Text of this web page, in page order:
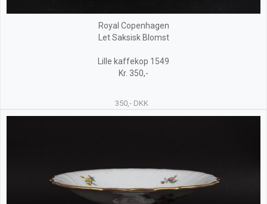
Royal Copenhagen
Let Saksisk Blomst
Lille kaffekop 1549
Kr. 350,-
350,- DKK